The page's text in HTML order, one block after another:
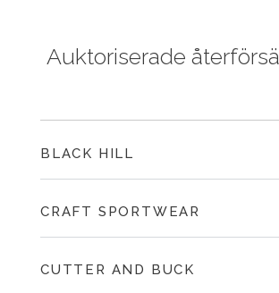
Auktoriserade
BLACK HILL
CRAFT SPORTWEAR
CUTTER AND BUCK